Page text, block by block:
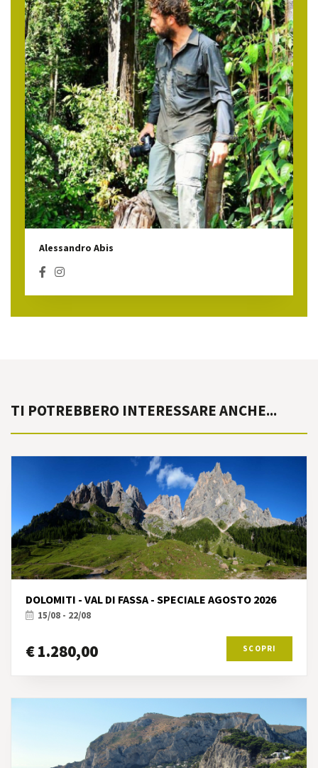
Alessandro Abis
TI POTREBBERO INTERESSARE ANCHE...
DOLOMITI - VAL DI FASSA - SPECIALE AGOSTO 2026
15/08 - 22/08
€ 1.280,00 SCOPRI